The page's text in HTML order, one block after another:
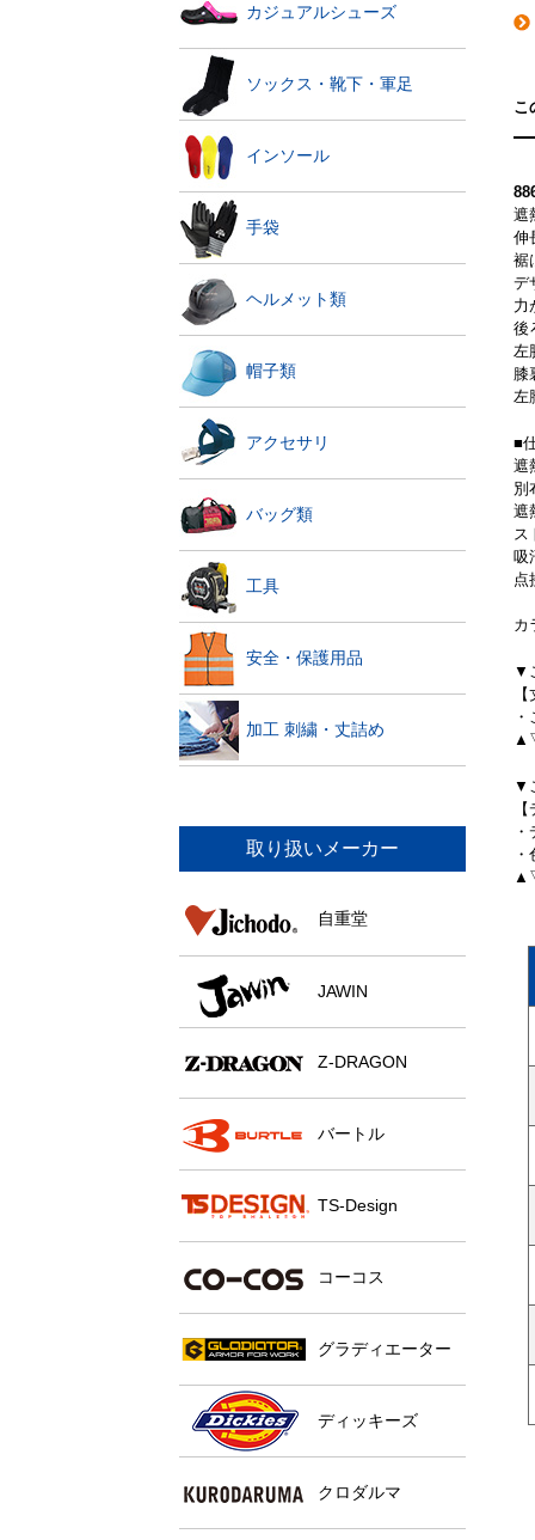
カジュアルシューズ
ソックス・靴下・軍足
インソール
手袋
ヘルメット類
帽子類
アクセサリ
バッグ類
工具
安全・保護用品
加工 刺繍・丈詰め
取り扱いメーカー
自重堂
JAWIN
Z-DRAGON
バートル
TS-Design
コーコス
グラディエーター
ディッキーズ
クロダルマ
こ
遮
伸
裾
デ
力
後
左
膝
左
■
遮
別
遮
ス
吸
点
カ
▼
▼